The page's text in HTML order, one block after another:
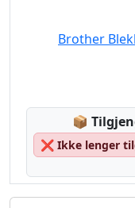
Brother
📦
❌ Ikke lenger